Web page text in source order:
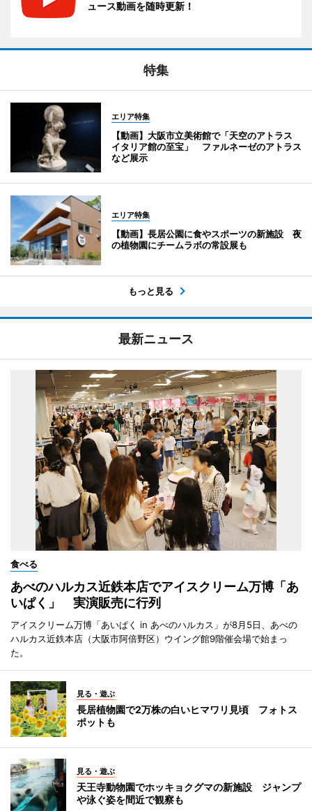
ュース動画を随時更新！
特集
エリア特集
【動画】大阪市立美術館で「天空のアトラス
イタリア館の至宝」 ファルネーゼのアトラス
など展示
エリア特集
【動画】長居公園に食やスポーツの新施設 夜
の植物園にチームラボの常設展も
もっと見る
最新ニュース
食べる
あべのハルカス近鉄本店でアイスクリーム万博「あ
いぱく」 実演販売に行列
アイスクリーム万博「あいぱく in あべのハルカス」が8月5日、あべの
ハルカス近鉄本店（大阪市阿倍野区）ウイング館9階催会場で始まっ
た。
見る・遊ぶ
長居植物園で2万株の白いヒマワリ見頃 フォトス
ポットも
見る・遊ぶ
天王寺動物園でホッキョクグマの新施設 ジャンプ
や泳ぐ姿を間近で観察も